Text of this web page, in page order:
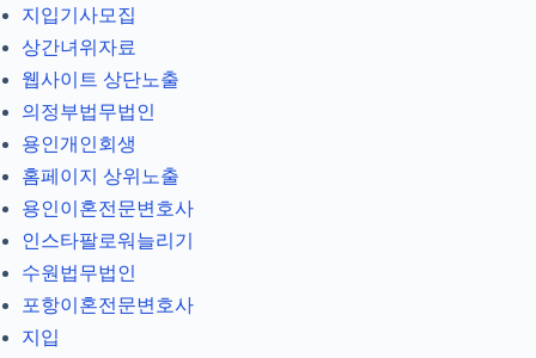
지입기사모집
상간녀위자료
웹사이트 상단노출
의정부법무법인
용인개인회생
홈페이지 상위노출
용인이혼전문변호사
인스타팔로워늘리기
수원법무법인
포항이혼전문변호사
지입